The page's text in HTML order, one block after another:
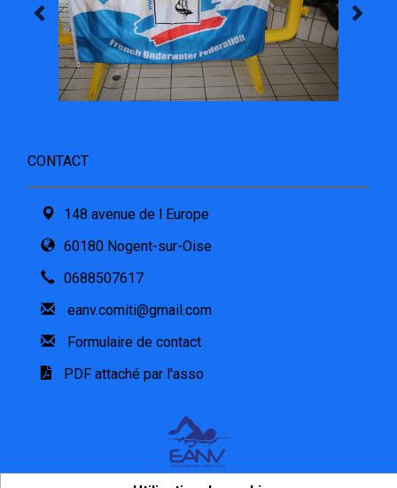
CONTACT
148 avenue de l Europe
60180 Nogent-sur-Oise
0688507617
eanv.comiti@gmail.com
Formulaire de contact
PDF attaché par l'asso